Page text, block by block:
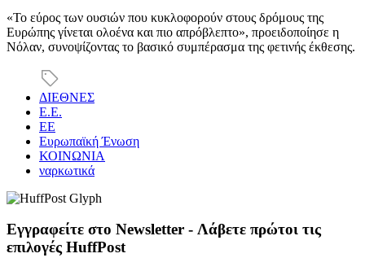
«Το εύρος των ουσιών που κυκλοφορούν στους δρόμους της
Ευρώπης γίνεται ολοένα και πιο απρόβλεπτο», προειδοποίησε η
Νόλαν, συνοψίζοντας το βασικό συμπέρασμα της φετινής έκθεσης.
ΔΙΕΘΝΕΣ
Ε.Ε.
ΕΕ
Ευρωπαϊκή Ένωση
ΚΟΙΝΩΝΙΑ
ναρκωτικά
Εγγραφείτε στο Newsletter - Λάβετε πρώτοι τις
επιλογές HuffPost